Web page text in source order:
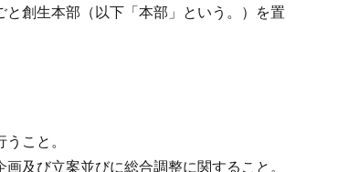
創生本部（以下「本部」という。）を置
こと。
及び立案並びに総合調整に関すること。